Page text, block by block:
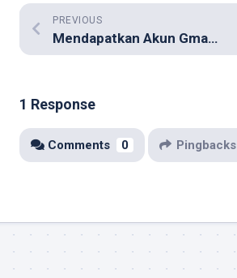
PREVIOUS
Mendapatkan Akun Gmail Jadi Tugas dari Dosen?
1 Response
Comments 0 Pingbacks